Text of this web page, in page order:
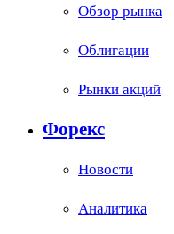
Обзор рынка
Облигации
Рынки акций
Форекс
Новости
Аналитика